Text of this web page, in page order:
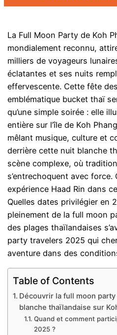
La Full Moon Party de Koh
mondialement reconnu,
milliers de voyageurs
éclatantes et ses nuits
effervescente. Cette fête
emblématique bucket thaï
qu’une simple soirée : elle
entière sur l’île de Koh
mêlant musique, culture et
derrière cette nuit blanche
scène complexe, où
s’entrechoquent avec
expérience Haad Rin dans
Quelles dates privilégier en
pleinement de la full moon
des plages thaïlandaises
party travelers 2025 qui
aventure dans des
Table of Contents
Découvrir la full moon
blanche thaïlandaise sur
Quand et comment
2025 ?